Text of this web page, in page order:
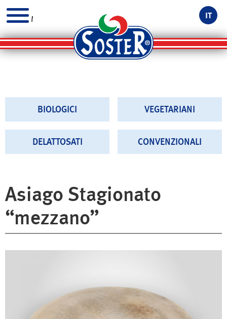
MENU IT
BIOLOGICI VEGETARIANI
DELATTOSATI CONVENZIONALI
Asiago Stagionato
“mezzano”